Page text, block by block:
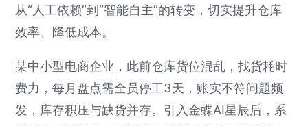
从“人工依赖”到“智能自主”的转变，切实提升仓库
效率、降低成本。
某中小型电商企业，此前仓库货位混乱，找货耗时
费力，每月盘点需全员停工3天，账实不符问题频
发，库存积压与缺货并存。引入金蝶AI星辰后，系